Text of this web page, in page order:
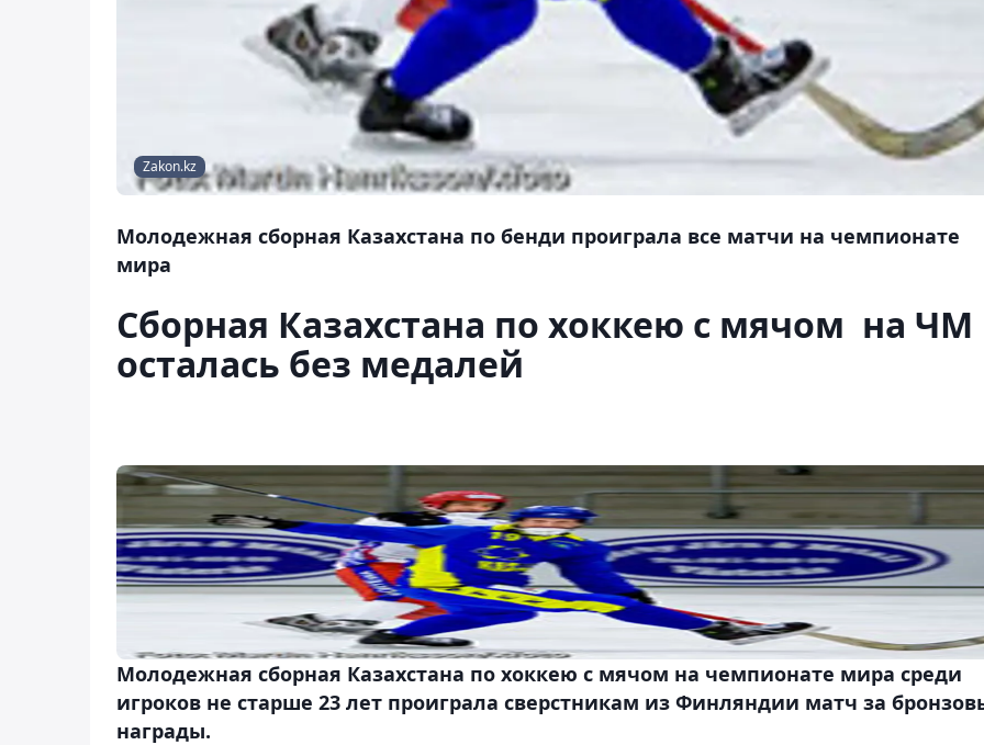
Zakon.kz
Молодежная сборная Казахстана по бенди проиграла все матчи на чемпионате
мира
Сборная Казахстана по хоккею с мячом на ЧМ
осталась без медалей
Молодежная сборная Казахстана по хоккею с мячом на чемпионате мира среди
игроков не старше 23 лет проиграла сверстникам из Финляндии матч за
награды.